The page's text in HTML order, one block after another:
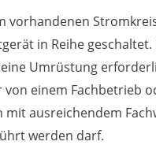
vorhandenen
in Reihe geschaltet.
eine Umrüstung
von einem Fachbetrieb
mit ausreichendem
werden darf.